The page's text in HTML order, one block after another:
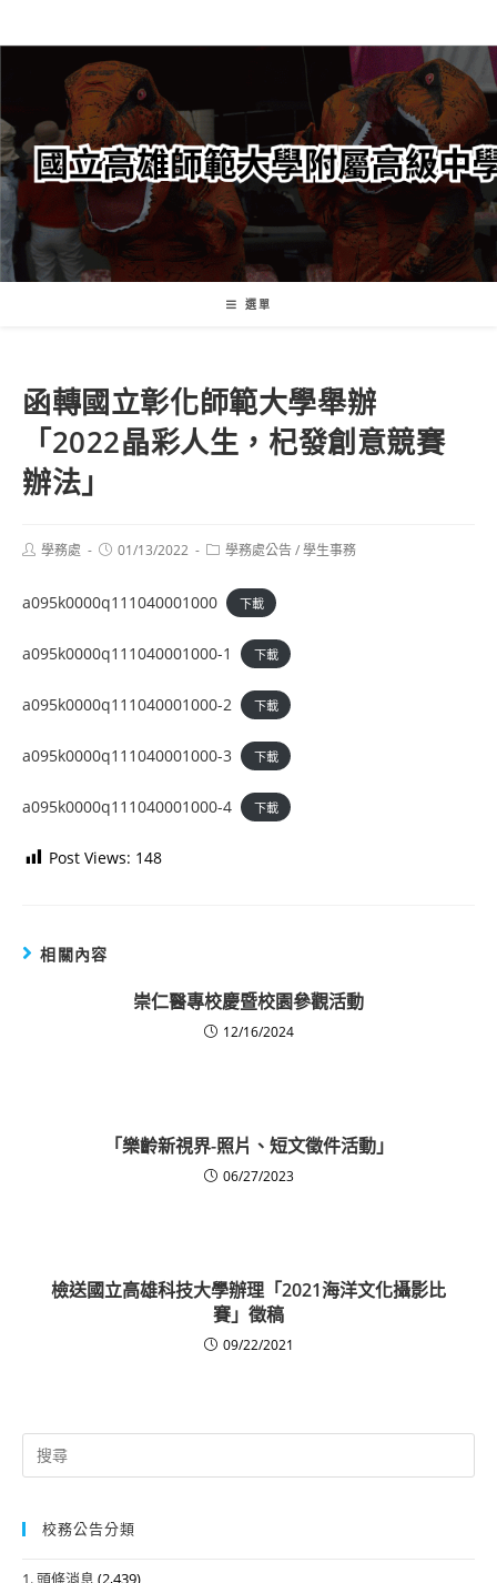
轉
要
內
容
選單
函轉國立彰化師範大學舉辦
「2022晶彩人生，杞發創意競賽
辦法」
Post學務處
Post01/13/2022
Post學務處公告/學生事務
a095k0000q111040001000 下載
a095k0000q111040001000-1 下載
a095k0000q111040001000-2 下載
a095k0000q111040001000-3 下載
a095k0000q111040001000-4 下載
Post Views: 148
相關內容
崇仁醫專校慶暨校園參觀活動
12/16/2024
「樂齡新視界-照片、短文徵件活動」
06/27/2023
檢送國立高雄科技大學辦理「2021海洋文化攝影比
賽」徵稿
09/22/2021
Search
for:
校務公告分類
1. 頭條消息 (2,439)